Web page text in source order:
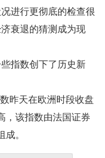
进行更彻底的检查很
衰退的猜测成为现
指数创下了历史新
昨天在欧洲时段收盘
，该指数由法国证券
。